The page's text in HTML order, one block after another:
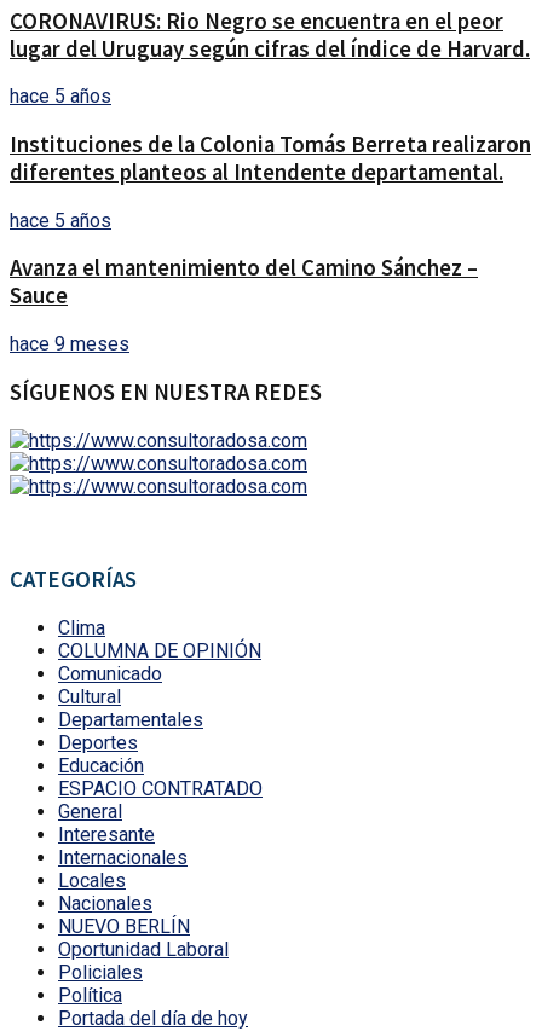
CORONAVIRUS: Rio Negro se encuentra en el peor
lugar del Uruguay según cifras del índice de Harvard.
hace 5 años
Instituciones de la Colonia Tomás Berreta realizaron
diferentes planteos al Intendente departamental.
hace 5 años
Avanza el mantenimiento del Camino Sánchez –
Sauce
hace 9 meses
SÍGUENOS EN NUESTRA REDES
CATEGORÍAS
Clima
COLUMNA DE OPINIÓN
Comunicado
Cultural
Departamentales
Deportes
Educación
ESPACIO CONTRATADO
General
Interesante
Internacionales
Locales
Nacionales
NUEVO BERLÍN
Oportunidad Laboral
Policiales
Política
Portada del día de hoy